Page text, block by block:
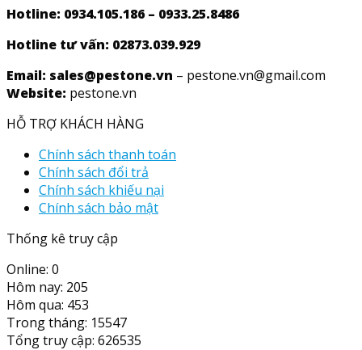
Hotline: 0934.105.186 – 0933.25.8486
Hotline tư vấn: 02873.039.929
Email: sales@pestone.vn – pestone.vn@gmail.com
Website: pestone.vn
HỖ TRỢ KHÁCH HÀNG
Chính sách thanh toán
Chính sách đổi trả
Chính sách khiếu nại
Chính sách bảo mật
Thống kê truy cập
Online: 0
Hôm nay: 205
Hôm qua: 453
Trong tháng: 15547
Tổng truy cập: 626535